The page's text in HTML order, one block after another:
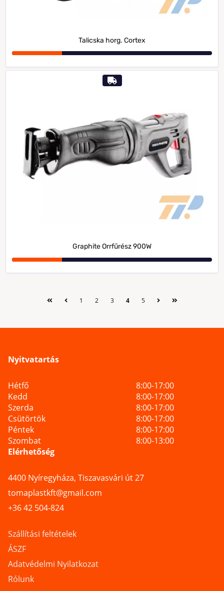
Talicska horg. Cortex
Graphite Orrfűrész 900W
1 2 3 4 5
Nyitvatartás
Hétfő
8:00-17:00
Kedd
8:00-17:00
Szerda
8:00-17:00
Csütörtök
8:00-17:00
Péntek
8:00-17:00
Szombat
8:00-13:00
Elérhetőség
4400 Nyíregyháza, Tiszavasvári út 27
tomaplastkft@gmail.com
+36 42 504-824
Szállítási feltételek
ÁSZF
Adatvédelmi Nyilatkozat
Rólunk